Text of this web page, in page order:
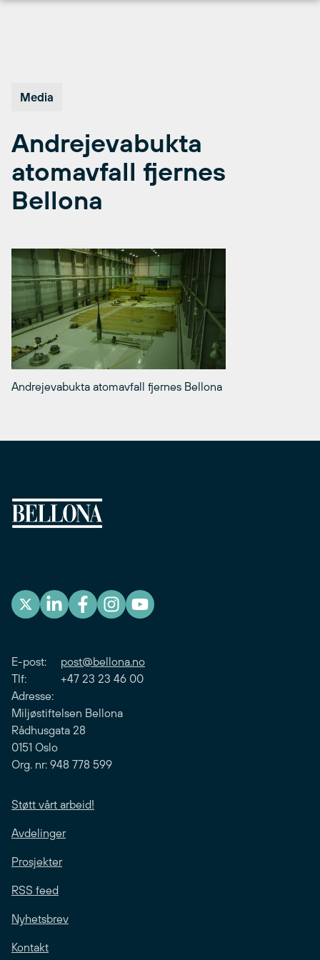
Media
Andrejevabukta
atomavfall fjernes
Bellona
Andrejevabukta atomavfall fjernes Bellona
E-post: post@bellona.no
Tlf: +47 23 23 46 00
Adresse:
Miljøstiftelsen Bellona
Rådhusgata 28
0151 Oslo
Org. nr: 948 778 599
Støtt vårt arbeid!
Avdelinger
Prosjekter
RSS feed
Nyhetsbrev
Kontakt